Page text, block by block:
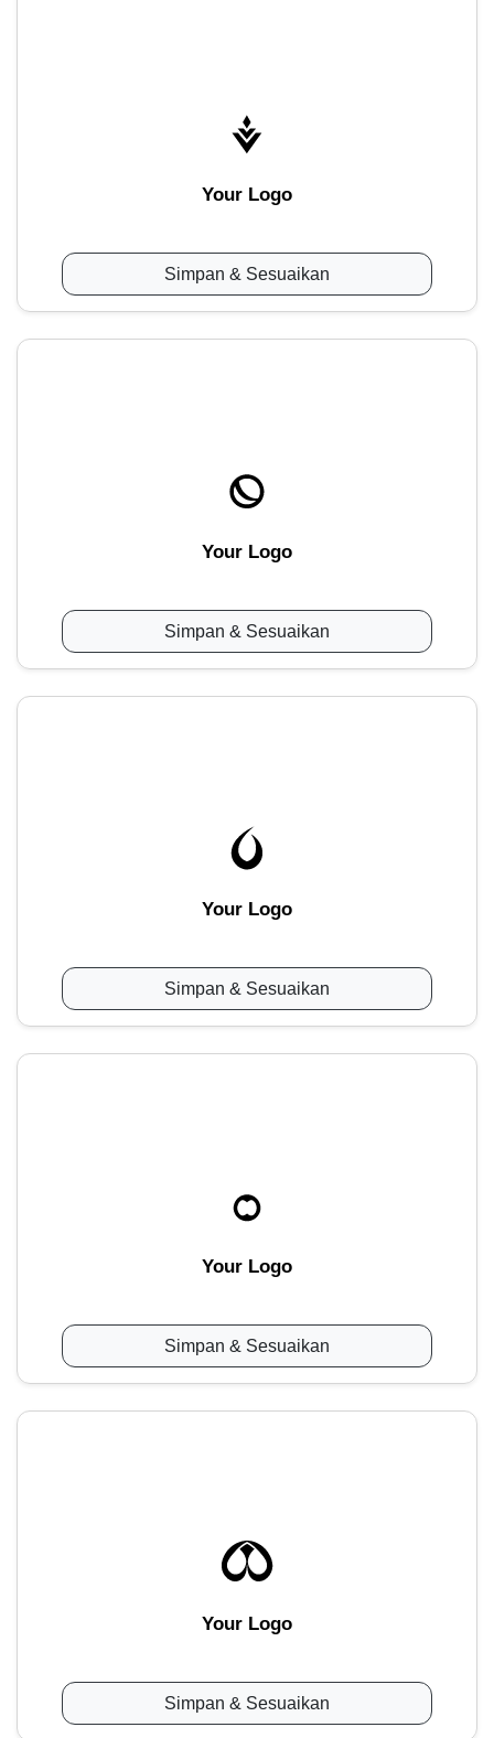
Your Logo
Simpan & Sesuaikan
Your Logo
Simpan & Sesuaikan
Your Logo
Simpan & Sesuaikan
Your Logo
Simpan & Sesuaikan
Your Logo
Simpan & Sesuaikan